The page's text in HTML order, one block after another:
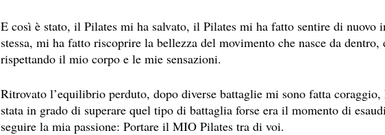
E così è stato, il Pilates mi ha salvato, il Pilates mi ha fatto sentire di nuovo
stessa, mi ha fatto riscoprire la bellezza del movimento che nasce da dentro,
rispettando il mio corpo e le mie sensazioni.
Ritrovato l’equilibrio perduto, dopo diverse battaglie mi sono fatta coraggio,
stata in grado di superare quel tipo di battaglia forse era il momento di
seguire la mia passione: Portare il MIO Pilates tra di voi.